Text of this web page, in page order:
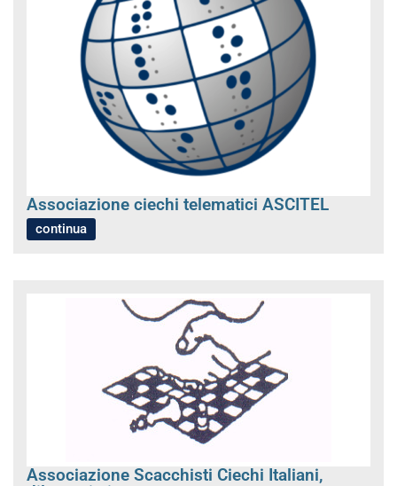
Associazione ciechi telematici ASCITEL
continua
Associazione Scacchisti Ciechi Italiani,